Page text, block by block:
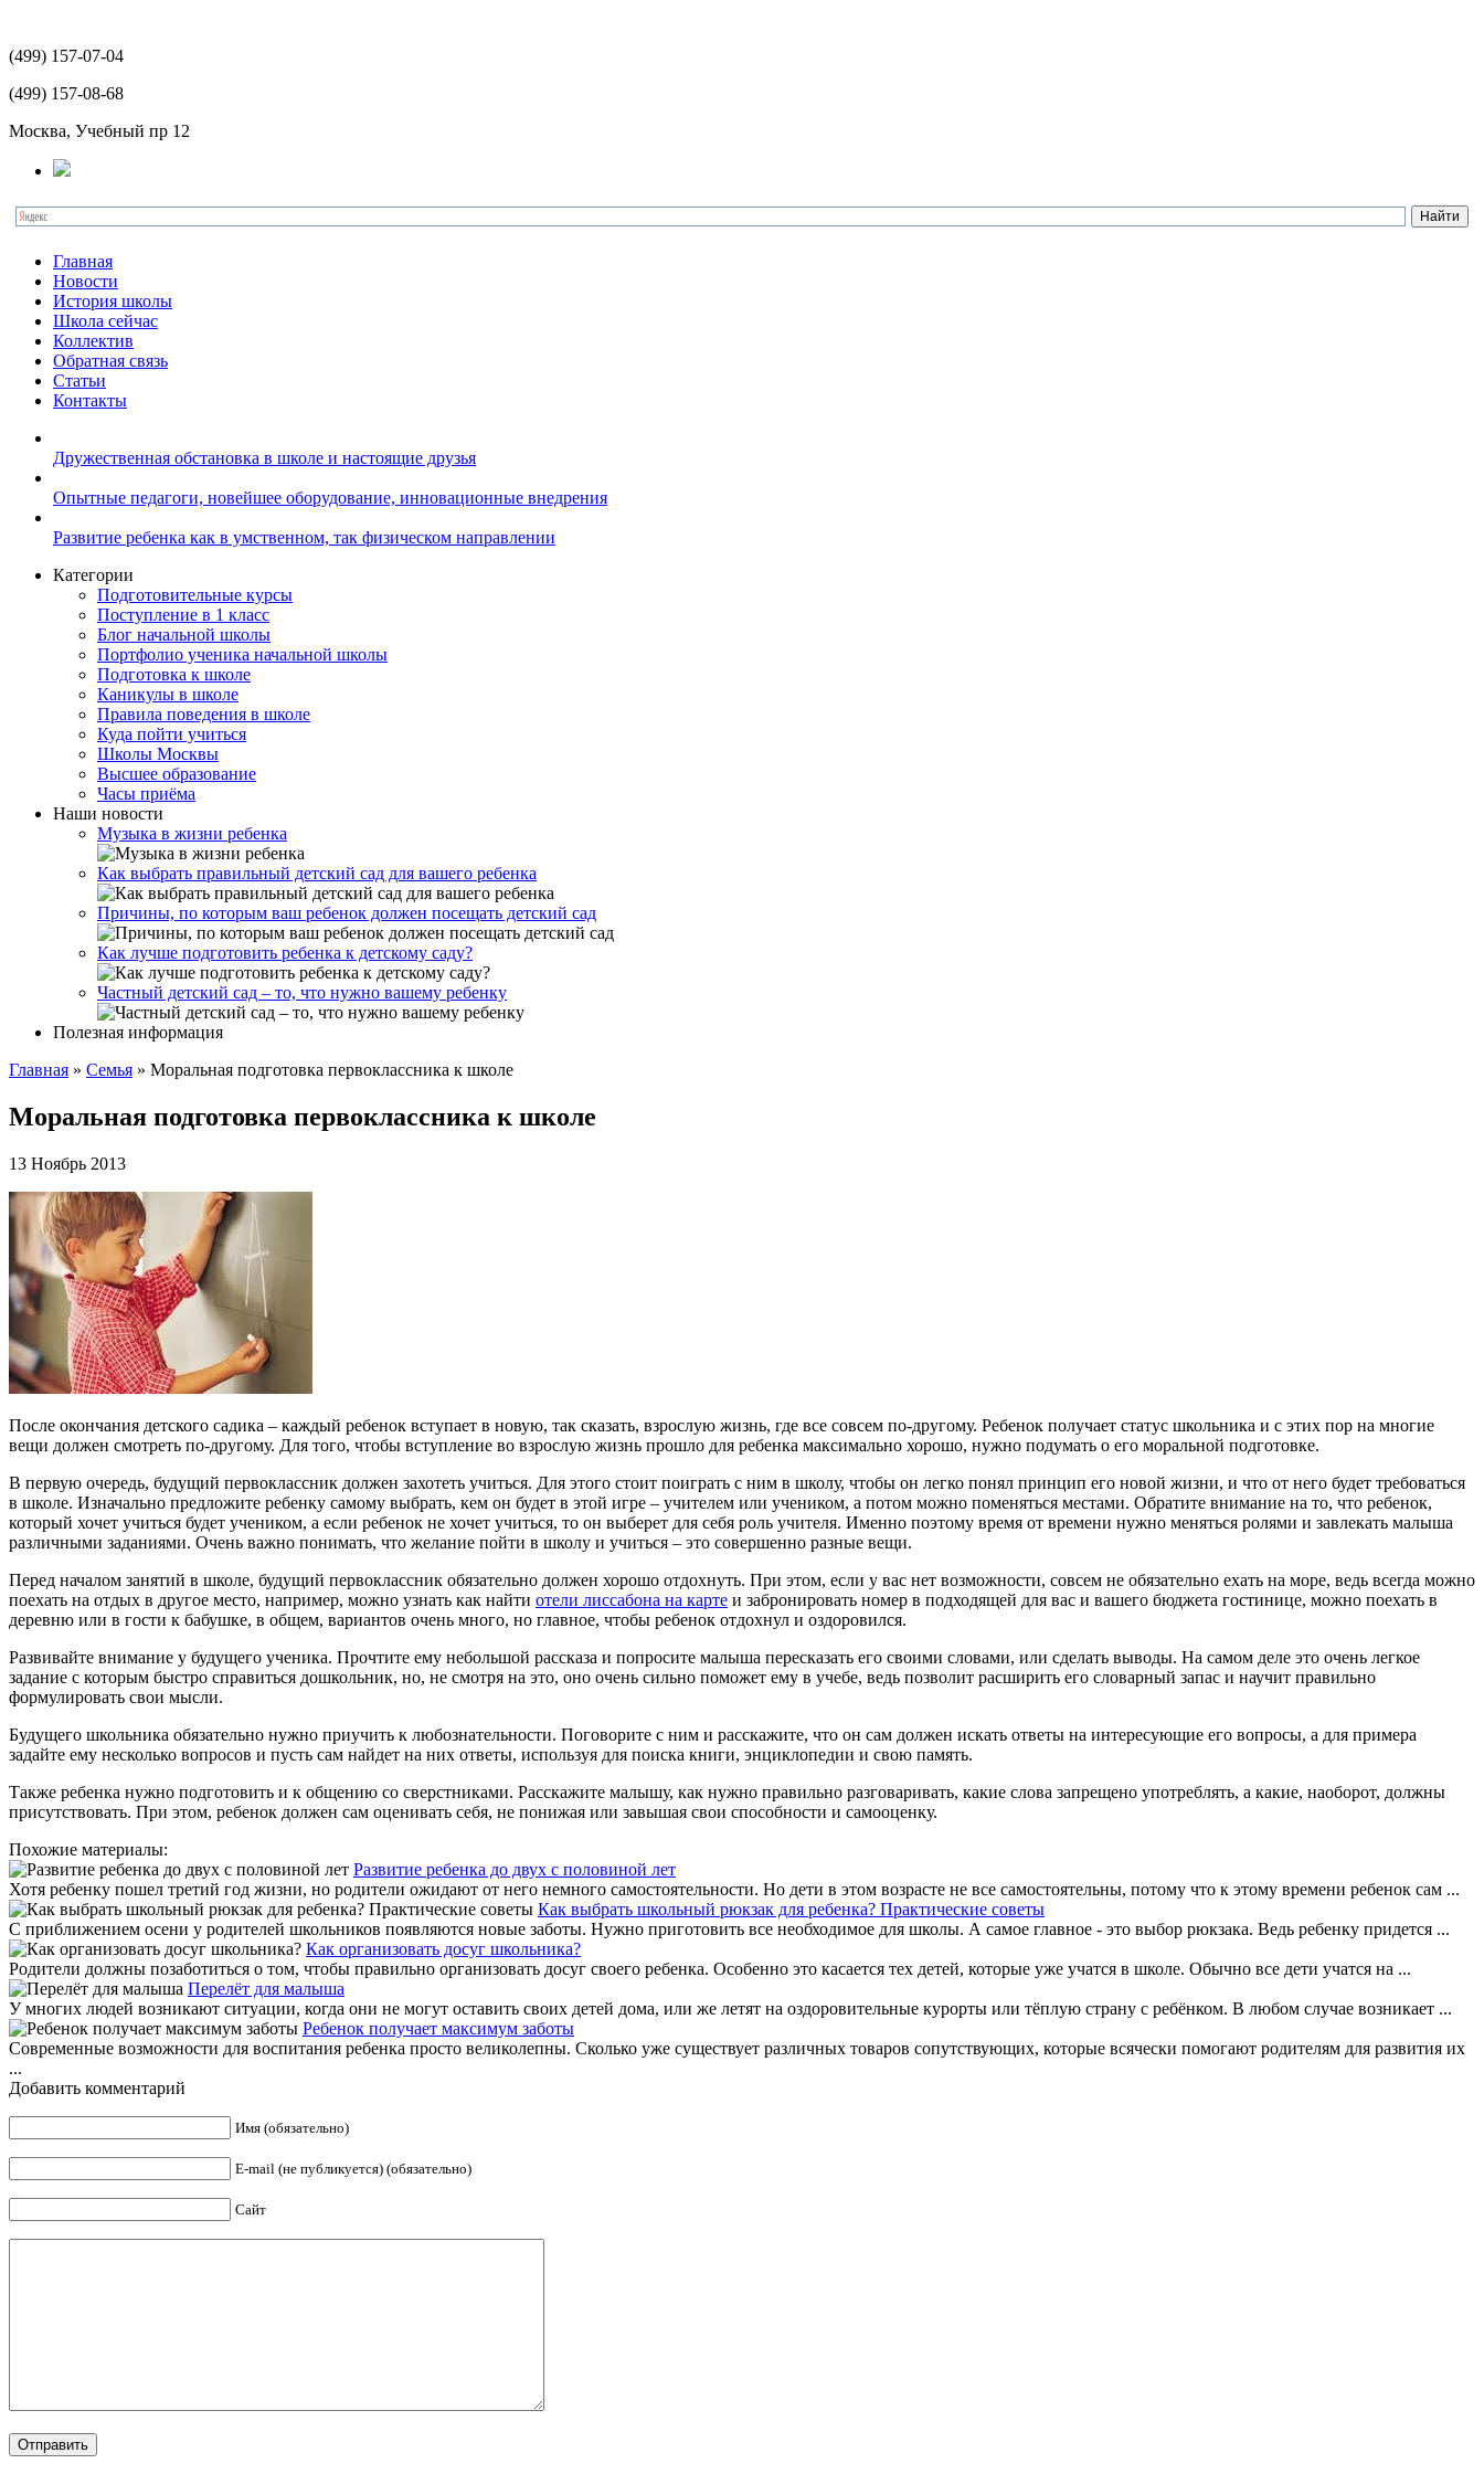
(499) 157-07-04
(499) 157-08-68
Москва, Учебный пр 12
Главная
Новости
История школы
Школа сейчас
Коллектив
Обратная связь
Статьи
Контакты
Дружественная обстановка в школе и настоящие друзья
Опытные педагоги, новейшее оборудование, инновационные внедрения
Развитие ребенка как в умственном, так физическом направлении
Категории
Подготовительные курсы
Поступление в 1 класс
Блог начальной школы
Портфолио ученика начальной школы
Подготовка к школе
Каникулы в школе
Правила поведения в школе
Куда пойти учиться
Школы Москвы
Высшее образование
Часы приёма
Наши новости
Музыка в жизни ребенка
Как выбрать правильный детский сад для вашего ребенка
Причины, по которым ваш ребенок должен посещать детский сад
Как лучше подготовить ребенка к детскому саду?
Частный детский сад – то, что нужно вашему ребенку
Полезная информация
Главная » Cемья » Моральная подготовка первоклассника к школе
Моральная подготовка первоклассника к школе
13 Ноябрь 2013
После окончания детского садика – каждый ребенок вступает в новую, так сказать, взрослую жизнь, где все совсем по-другому. Ребенок получает статус школьника и с этих пор на многие
вещи должен смотреть по-другому. Для того, чтобы вступление во взрослую жизнь прошло для ребенка максимально хорошо, нужно подумать о его моральной подготовке.
В первую очередь, будущий первоклассник должен захотеть учиться. Для этого стоит поиграть с ним в школу, чтобы он легко понял принцип его новой жизни, и что от него будет требоваться
в школе. Изначально предложите ребенку самому выбрать, кем он будет в этой игре – учителем или учеником, а потом можно поменяться местами. Обратите внимание на то, что ребенок,
который хочет учиться будет учеником, а если ребенок не хочет учиться, то он выберет для себя роль учителя. Именно поэтому время от времени нужно меняться ролями и завлекать малыша
различными заданиями. Очень важно понимать, что желание пойти в школу и учиться – это совершенно разные вещи.
Перед началом занятий в школе, будущий первоклассник обязательно должен хорошо отдохнуть. При этом, если у вас нет возможности, совсем не обязательно ехать на море, ведь всегда можно
поехать на отдых в другое место, например, можно узнать как найти отели лиссабона на карте и забронировать номер в подходящей для вас и вашего бюджета гостинице, можно поехать в
деревню или в гости к бабушке, в общем, вариантов очень много, но главное, чтобы ребенок отдохнул и оздоровился.
Развивайте внимание у будущего ученика. Прочтите ему небольшой рассказа и попросите малыша пересказать его своими словами, или сделать выводы. На самом деле это очень легкое
задание с которым быстро справиться дошкольник, но, не смотря на это, оно очень сильно поможет ему в учебе, ведь позволит расширить его словарный запас и научит правильно
формулировать свои мысли.
Будущего школьника обязательно нужно приучить к любознательности. Поговорите с ним и расскажите, что он сам должен искать ответы на интересующие его вопросы, а для примера
задайте ему несколько вопросов и пусть сам найдет на них ответы, используя для поиска книги, энциклопедии и свою память.
Также ребенка нужно подготовить и к общению со сверстниками. Расскажите малышу, как нужно правильно разговаривать, какие слова запрещено употреблять, а какие, наоборот, должны
присутствовать. При этом, ребенок должен сам оценивать себя, не понижая или завышая свои способности и самооценку.
Похожие материалы:
Развитие ребенка до двух с половиной лет
Хотя ребенку пошел третий год жизни, но родители ожидают от него немного самостоятельности. Но дети в этом возрасте не все самостоятельны, потому что к этому времени ребенок сам ...
Как выбрать школьный рюкзак для ребенка? Практические советы
С приближением осени у родителей школьников появляются новые заботы. Нужно приготовить все необходимое для школы. А самое главное - это выбор рюкзака. Ведь ребенку придется ...
Как организовать досуг школьника?
Родители должны позаботиться о том, чтобы правильно организовать досуг своего ребенка. Особенно это касается тех детей, которые уже учатся в школе. Обычно все дети учатся на ...
Перелёт для малыша
У многих людей возникают ситуации, когда они не могут оставить своих детей дома, или же летят на оздоровительные курорты или тёплую страну с ребёнком. В любом случае возникает ...
Ребенок получает максимум заботы
Современные возможности для воспитания ребенка просто великолепны. Сколько уже существует различных товаров сопутствующих, которые всячески помогают родителям для развития их
...
Добавить комментарий
Имя (обязательно)
E-mail (не публикуется) (обязательно)
Сайт